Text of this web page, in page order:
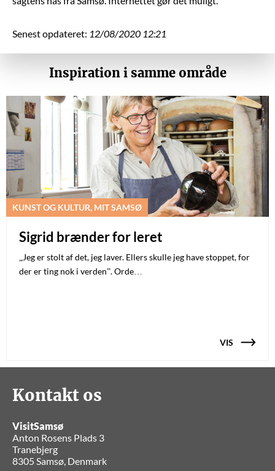
Senest opdateret: 12/08/2020 12:21
Inspiration i samme område
KUNST OG KULTUR, MIT SAMSØ
Sigrid brænder for leret
„Jeg er stolt af det, jeg laver. Ellers skulle jeg have stoppet, for
der er ting nok i verden”. Orde…
VIS
Kontakt os
VisitSamsø
Anton Rosens Plads 3
Tranebjerg
8305 Samsø, Denmark